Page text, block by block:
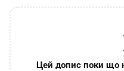
Цей допис поки що